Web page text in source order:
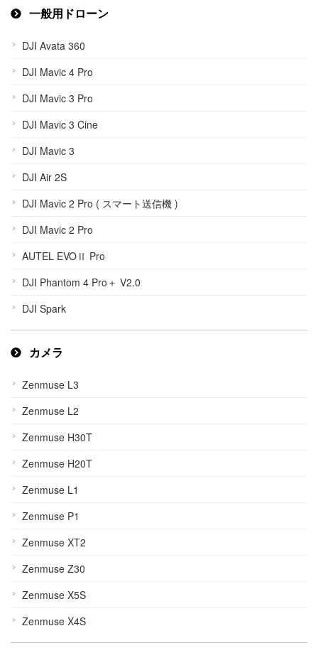
一般用ドローン
DJI Avata 360
DJI Mavic 4 Pro
DJI Mavic 3 Pro
DJI Mavic 3 Cine
DJI Mavic 3
DJI Air 2S
DJI Mavic 2 Pro ( スマート送信機 )
DJI Mavic 2 Pro
AUTEL EVOⅡ Pro
DJI Phantom 4 Pro＋ V2.0
DJI Spark
カメラ
Zenmuse L3
Zenmuse L2
Zenmuse H30T
Zenmuse H20T
Zenmuse L1
Zenmuse P1
Zenmuse XT2
Zenmuse Z30
Zenmuse X5S
Zenmuse X4S